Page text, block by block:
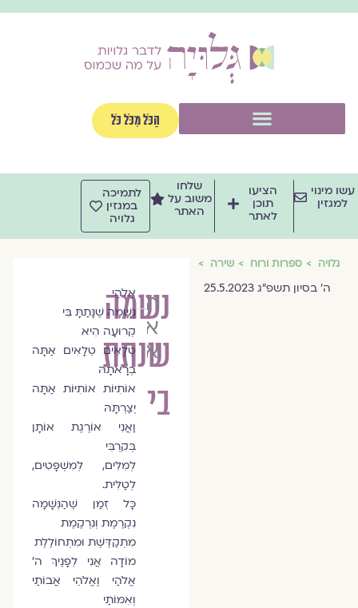
הַכֹּל מִכֹּל כֹּל
מינוי
למגזין
הציעו
תוכן
לאתר
שלחו
משוב על
האתר
לתמיכה
במגזין
גלויה
גלויה ספרות ורוח שירה
ה׳ בסיון תשפ״ג 25.5.2023
נשמה
שנתת
בי
הרַבָּה
אסנת
אלדר
אֱלֹהַי
נְשָׁמָה שֶׁנָּתַתָּ בִּי
קְרוּעָה הִיא
טְלָאִים טְלָאִים אַתָּה
בְרָאתָהּ
אוֹתִיּוֹת אוֹתִיּוֹת אַתָּה
יְצַרְתָּהּ
וַאֲנִי אוֹרֶגֶת אוֹתָן
בְּקִרְבִּי
לְמִלִּים, לְמִשְׁפָּטִים,
לְטַלִּית.
כָּל זְמַן שֶׁהַנְּשָׁמָה
נִקְרֶמֶת וְנִרְקֶמֶת
מִתְקַדֶּשֶׁת וּמִתְחוֹלֶלֶת
מוֹדָה אֲנִי לְפָנֶיךָ ה'
אֱלֹהַי וֶאֱלֹהֵי אֲבוֹתַי
וְאִמּוֹתַי